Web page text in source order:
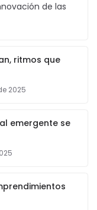
de las
ritmos que
2025
emergente se